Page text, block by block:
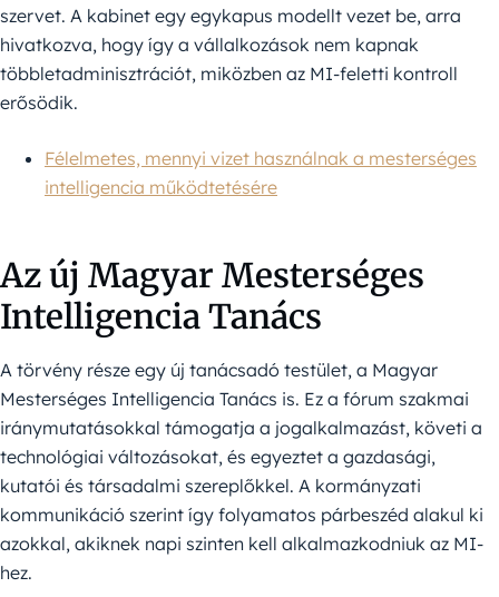
szervet. A kabinet egy egykapus modellt vezet be, arra
hivatkozva, hogy így a vállalkozások nem kapnak
többletadminisztrációt, miközben az MI-feletti kontroll
erősödik.
Félelmetes, mennyi vizet használnak a mesterséges
intelligencia működtetésére
Az új Magyar Mesterséges
Intelligencia Tanács
A törvény része egy új tanácsadó testület, a Magyar
Mesterséges Intelligencia Tanács is. Ez a fórum szakmai
iránymutatásokkal támogatja a jogalkalmazást, követi a
technológiai változásokat, és egyeztet a gazdasági,
kutatói és társadalmi szereplőkkel. A kormányzati
kommunikáció szerint így folyamatos párbeszéd alakul ki
azokkal, akiknek napi szinten kell alkalmazkodniuk az MI-
hez.